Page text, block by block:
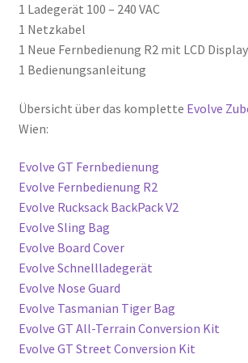
1 Ladegerät 100 – 240 VAC
1 Netzkabel
1 Neue Fernbedienung R2 mit LCD Display
1 Bedienungsanleitung
Übersicht über das komplette Evolve
Wien:
Evolve GT Fernbedienung
Evolve Fernbedienung R2
Evolve Rucksack BackPack V2
Evolve Sling Bag
Evolve Board Cover
Evolve Schnellladegerät
Evolve Nose Guard
Evolve Tasmanian Tiger Bag
Evolve GT All-Terrain Conversion Kit
Evolve GT Street Conversion Kit